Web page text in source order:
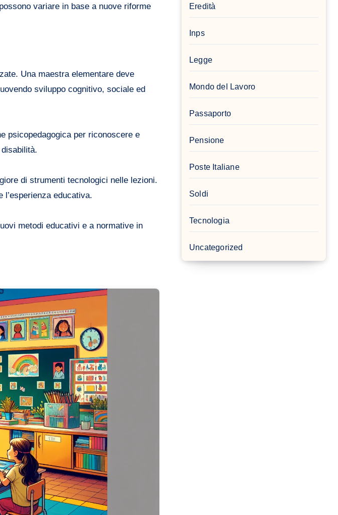
variare in base a nuove riforme
Una maestra elementare deve
sviluppo cognitivo, sociale ed
psicopedagogica per riconoscere e
di strumenti tecnologici nelle lezioni.
educativa.
metodi educativi e a normative in
Eredità
Inps
Legge
Mondo del Lavoro
Passaporto
Pensione
Poste Italiane
Soldi
Tecnologia
Uncategorized